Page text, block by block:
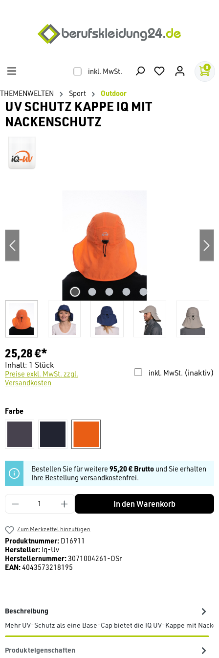
inkl. MwSt. 0
THEMENWELTEN Sport Outdoor
UV SCHUTZ KAPPE IQ MIT
NACKENSCHUTZ
25,28 €*
Inhalt: 1 Stück
inkl. MwSt. (inaktiv)
Preise exkl. MwSt. zzgl.
Versandkosten
Farbeauswählen
Bestellen Sie für weitere 95,20 € Brutto und Sie erhalten
Ihre Bestellung versandkostenfrei.
Produkt Anzahl: Gib den gewünschten Wert
In den Warenkorb
Zum Merkzettel hinzufügen
Produktnummer: D16911
Hersteller: Iq-Uv
Herstellernummer:3071004261-OSr
EAN:4043573218195
Beschreibung
Mehr UV-Schutz als eine Base-Cap bietet die IQ UV-Kappe mit
Produkteigenschaften